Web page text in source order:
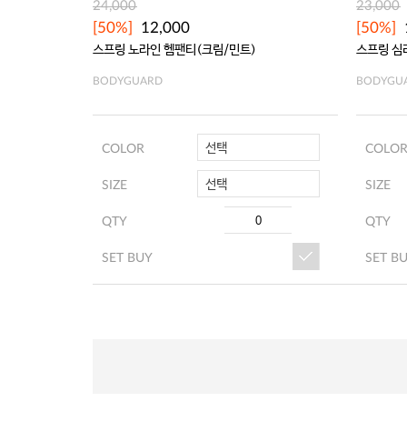
24,000
[50%] 12,000
스프링 노라인 헴팬티(크림/민트)
BODYGUARD
COLOR 선택
SIZE 선택
QTY
SET BUY
23,000
[50%]
스프링
COLOR
SIZE
QTY
SET